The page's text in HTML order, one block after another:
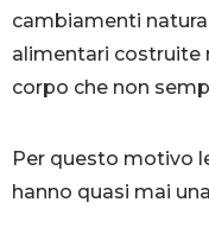
cambiamenti
alimentari costruite
corpo che non
Per questo motivo
hanno quasi mai